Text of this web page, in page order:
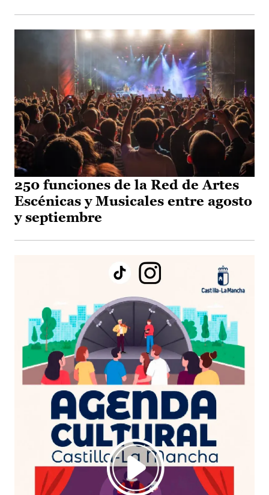
250 funciones de la Red de Artes
Escénicas y Musicales entre agosto
y septiembre